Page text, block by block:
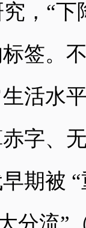
， “下
签。
活水
字、
期被